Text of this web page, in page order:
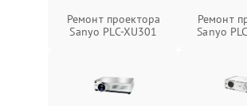
Ремонт проектора
Sanyo PLC-XU301
Ремонт
Sanyo